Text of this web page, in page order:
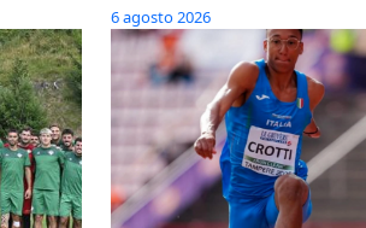
6 agosto 2026